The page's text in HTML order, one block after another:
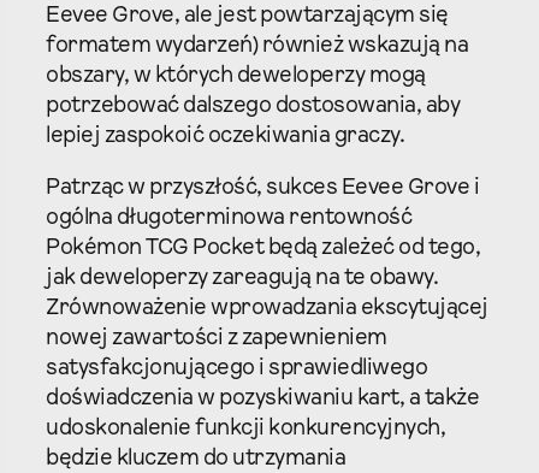
Eevee Grove, ale jest powtarzającym się
formatem wydarzeń) również wskazują na
obszary, w których deweloperzy mogą
potrzebować dalszego dostosowania, aby
lepiej zaspokoić oczekiwania graczy.
Patrząc w przyszłość, sukces Eevee Grove i
ogólna długoterminowa rentowność
Pokémon TCG Pocket będą zależeć od tego,
jak deweloperzy zareagują na te obawy.
Zrównoważenie wprowadzania ekscytującej
nowej zawartości z zapewnieniem
satysfakcjonującego i sprawiedliwego
doświadczenia w pozyskiwaniu kart, a także
udoskonalenie funkcji konkurencyjnych,
będzie kluczem do utrzymania